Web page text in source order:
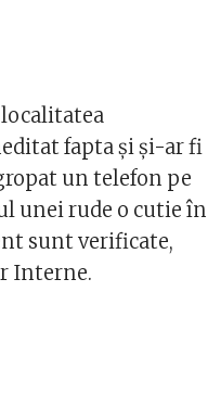
fapta şi şi-ar fi
un telefon pe
unei rude o cutie în
sunt verificate,
Interne.